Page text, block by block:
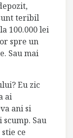
teribil
100.000 lei
spre un
Sau mai
Eu zic
ai
ani si
Sau
ce